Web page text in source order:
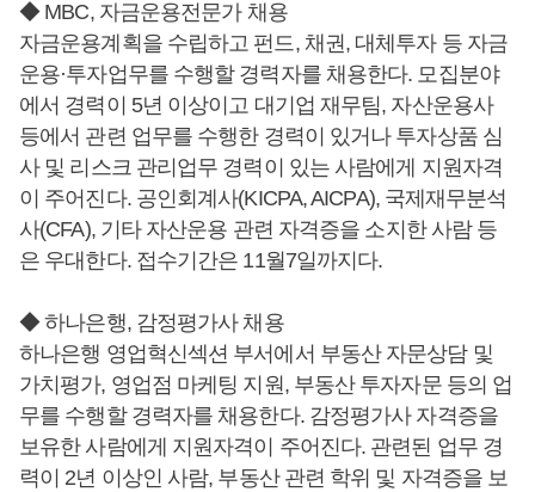
◆ MBC, 자금운용전문가 채용
자금운용계획을 수립하고 펀드, 채권, 대체투자 등 자금
운용·투자업무를 수행할 경력자를 채용한다. 모집분야
에서 경력이 5년 이상이고 대기업 재무팀, 자산운용사
등에서 관련 업무를 수행한 경력이 있거나 투자상품 심
사 및 리스크 관리업무 경력이 있는 사람에게 지원자격
이 주어진다. 공인회계사(KICPA, AICPA), 국제재무분석
사(CFA), 기타 자산운용 관련 자격증을 소지한 사람 등
은 우대한다. 접수기간은 11월7일까지다.
◆ 하나은행, 감정평가사 채용
하나은행 영업혁신섹션 부서에서 부동산 자문상담 및
가치평가, 영업점 마케팅 지원, 부동산 투자자문 등의 업
무를 수행할 경력자를 채용한다. 감정평가사 자격증을
보유한 사람에게 지원자격이 주어진다. 관련된 업무 경
력이 2년 이상인 사람, 부동산 관련 학위 및 자격증을 보